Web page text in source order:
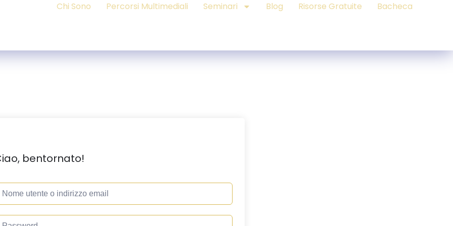
Chi Sono Percorsi Multimediali Seminari Blog Risorse Gratuite Bacheca
bentornato!